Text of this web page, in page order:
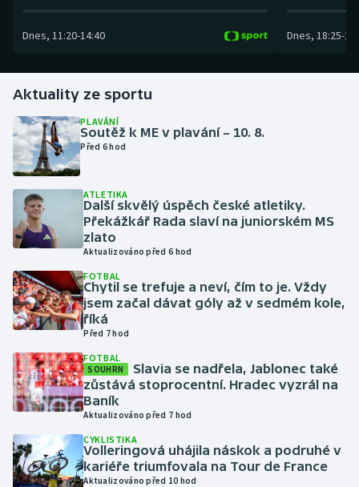
Futsal
Gymnastika
Házená
Jezdectví
Judo
Krasobruslení
Lezení
Lyže a snowboard
Moderní pětiboj
Olympijské hry
Dnes, 11:20-14:40 Dnes, 18:25-
Aktuality ze sportu
PLAVÁNÍ
Soutěž k ME v plavání – 10. 8.
Před 6 hod
ATLETIKA
Další skvělý úspěch české atletiky.
Překážkář Rada slaví na juniorském MS
zlato
Aktualizováno před 6 hod
FOTBAL
Chytil se trefuje a neví, čím to je. Vždy
jsem začal dávat góly až v sedmém kole,
říká
Před 7 hod
FOTBAL
SOUHRN
Slavia se nadřela, Jablonec také
zůstává stoprocentní. Hradec vyzrál na
Baník
Aktualizováno před 7 hod
CYKLISTIKA
Volleringová uhájila náskok a podruhé v
kariéře triumfovala na Tour de France
Aktualizováno před 10 hod